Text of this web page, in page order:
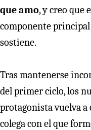
que amo, y creo que
componente
sostiene.
Tras mantenerse
del primer ciclo, los
protagonista vuelva a
colega con el que